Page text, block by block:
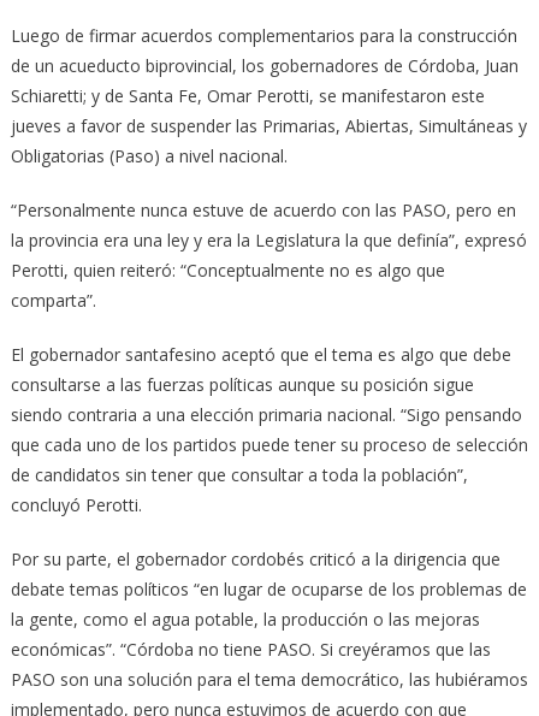
Luego de firmar acuerdos complementarios para la construcción
de un acueducto biprovincial, los gobernadores de Córdoba, Juan
Schiaretti; y de Santa Fe, Omar Perotti, se manifestaron este
jueves a favor de suspender las Primarias, Abiertas, Simultáneas y
Obligatorias (Paso) a nivel nacional.
“Personalmente nunca estuve de acuerdo con las PASO, pero en
la provincia era una ley y era la Legislatura la que definía”, expresó
Perotti, quien reiteró: “Conceptualmente no es algo que
comparta”.
El gobernador santafesino aceptó que el tema es algo que debe
consultarse a las fuerzas políticas aunque su posición sigue
siendo contraria a una elección primaria nacional. “Sigo pensando
que cada uno de los partidos puede tener su proceso de selección
de candidatos sin tener que consultar a toda la población”,
concluyó Perotti.
Por su parte, el gobernador cordobés criticó a la dirigencia que
debate temas políticos “en lugar de ocuparse de los problemas de
la gente, como el agua potable, la producción o las mejoras
económicas”. “Córdoba no tiene PASO. Si creyéramos que las
PASO son una solución para el tema democrático, las hubiéramos
implementado, pero nunca estuvimos de acuerdo con que